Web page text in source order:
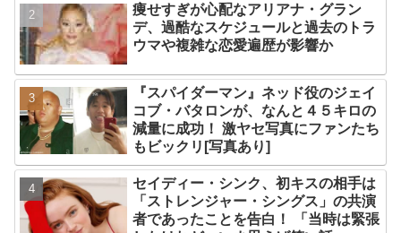
痩せすぎが心配なアリアナ・グラン
デ、過酷なスケジュールと過去のトラ
ウマや複雑な恋愛遍歴が影響か
『スパイダーマン』ネッド役のジェイ
コブ・バタロンが、なんと４５キロの
減量に成功！ 激ヤセ写真にファンたち
もビックリ[写真あり]
セイディー・シンク、初キスの相手は
「ストレンジャー・シングス」の共演
者であったことを告白！ 「当時は緊張